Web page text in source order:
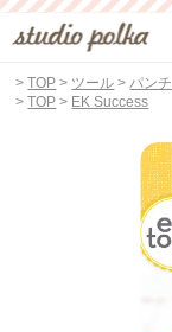
>TOP > ツール >パンチ
>TOP > EK Success